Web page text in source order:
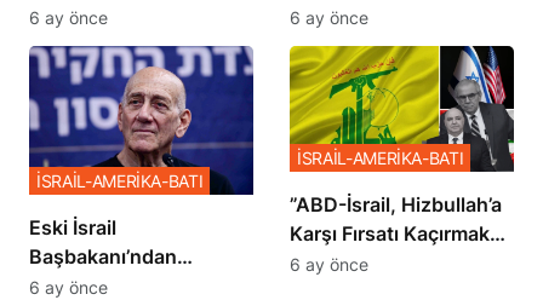
İstemiyor”
6 ay önce
Planı
6 ay önce
Eski İsrail
Başbakanı’ndan
Netanyahu’ya Ağır
İSRAİL-AMERİKA-BATI
6 ay önce
​​​​​​​”ABD-İsrail, Hizbullah’a
Karşı Fırsatı Kaçırmak
İstemiyor”
İSRAİL-AMERİKA-BATI
6 ay önce